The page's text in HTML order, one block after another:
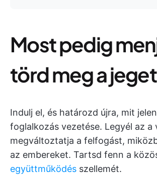
Most pedig
törd meg a
Indulj el, és határozd újra, mit
foglalkozás vezetése. Legyél az a
megváltoztatja a felfogást,
az embereket. Tartsd fenn a
együttműködés szellemét.